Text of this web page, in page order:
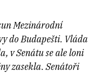
Mezinárodní
do Budapešti. Vláda
v Senátu se ale loni
zasekla. Senátoři